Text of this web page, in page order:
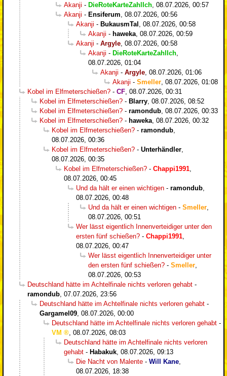
Akanji - DieRoteKarteZahlIch 08.07.2026, 00:57
Akanji - Ensiferum 08.07.2026, 00:56
Akanji - BukausmTal
08.07.2026, 00:58
Akanji - haweka 08.07.2026, 00:59
Akanji - Argyle 08.07.2026, 00:58
Akanji - DieRoteKarteZahlIch
08.07.2026, 01:04
Akanji - Argyle 08.07.2026, 01:06
Akanji - Smeller 08.07.2026, 01:08
Kobel im Elfmeterschießen? - CF 08.07.2026, 00:31
Kobel im Elfmeterschießen? - Blarry 08.07.2026, 08:52
Kobel im Elfmeterschießen? - ramondub 08.07.2026, 00:33
Kobel im Elfmeterschießen? - haweka 08.07.2026, 00:32
Kobel im Elfmeterschießen? - ramondub
08.07.2026, 00:36
Kobel im Elfmeterschießen? - Unterhändler
08.07.2026, 00:35
Kobel im Elfmeterschießen? - Chappi1991
08.07.2026, 00:45
Und da hält er einen wichtigen - ramondub
08.07.2026, 00:48
Und da hält er einen wichtigen - Smeller
08.07.2026, 00:51
Wer lässt eigentlich Innenverteidiger unter den
ersten fünf schießen? - Chappi1991
08.07.2026, 00:47
Wer lässt eigentlich Innenverteidiger unter
den ersten fünf schießen? - Smeller
08.07.2026, 00:53
Deutschland hätte im Achtelfinale nichts verloren gehabt -
ramondub 07.07.2026, 23:56
Deutschland hätte im Achtelfinale nichts verloren gehabt -
Gargamel09 08.07.2026, 00:00
Deutschland hätte im Achtelfinale nichts verloren gehabt -
VM
08.07.2026, 08:03
Deutschland hätte im Achtelfinale nichts verloren
gehabt - Habakuk 08.07.2026, 09:13
Die Nacht von Malente - Will Kane
08.07.2026, 18:38